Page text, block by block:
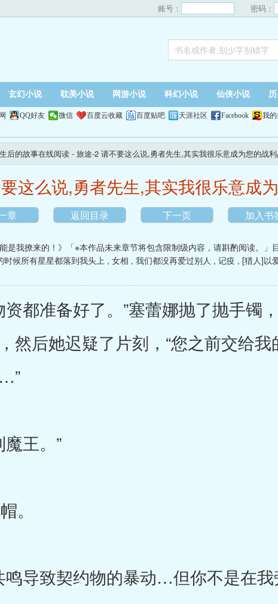
账号： 密码：
玄幻小说 耽美小说 网游小说 科幻小说 仙侠小说
QQ好友 微信 百度云收藏 百度贴吧 天涯社区 Facebook 我的
后的故事在线阅读 - 旅途-2 请不要这么说,勇者先生,其实我很乐意成为您的战
这么说,勇者先生,其实我很乐意成
章 返回目录 下一页 加入书
是我撩来的！》「※本作品未来章节将包含限制级内容，请斟酌阅读。」
时候所有星星都落到我头上 , 女相 , 我们都没再爱过别人 , 记疫 , [猎人]以
都准备好了。”塞蕾娜抛了抛手镯
然后她迟疑了片刻，“您之前交给
王。”
。
导致契约物的暴动…但你不是在我